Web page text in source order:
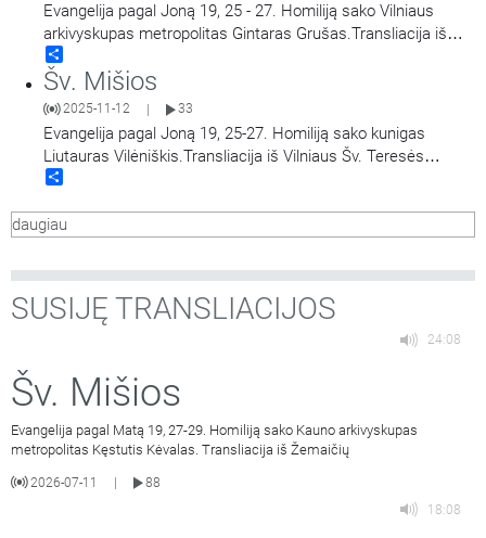
Evangelija pagal Joną 19, 25 - 27. Homiliją sako Vilniaus
arkivyskupas metropolitas Gintaras Grušas.Transliacija iš
Vilniaus Šv. Teresės bažnyčios. Aušros Vartų Švč. Mergelės
Marijos Gailestingumo Motinos atlaidai.
Šv. Mišios
2025-11-12 33
Evangelija pagal Joną 19, 25-27. Homiliją sako kunigas
Liutauras Vilėniškis.Transliacija iš Vilniaus Šv. Teresės
bažnyčios. Aušros Vartų Švč. Mergelės Marijos
daugiau
SUSIJĘ TRANSLIACIJOS
24:08
Šv. Mišios
Evangelija pagal Matą 19, 27-29. Homiliją sako Kauno arkivyskupas
metropolitas Kęstutis Kėvalas. Transliacija iš Žemaičių
2026-07-11
88
18:08